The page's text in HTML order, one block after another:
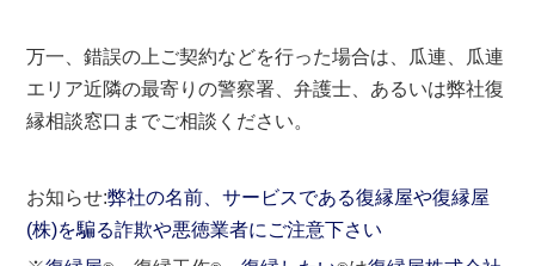
万一、錯誤の上ご契約などを行った場合は、瓜連、瓜連
エリア近隣の最寄りの警察署、弁護士、あるいは弊社復
縁相談窓口までご相談ください。
お知らせ:弊社の名前、サービスである復縁屋や復縁屋
(株)を騙る詐欺や悪徳業者にご注意下さい